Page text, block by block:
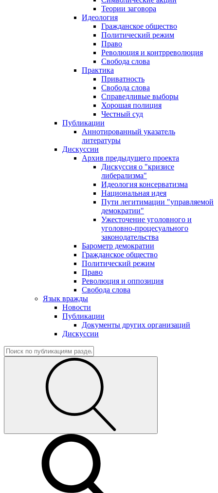
Теории заговора
Идеология
Гражданское общество
Политический режим
Право
Революция и контрреволюция
Свобода слова
Практика
Приватность
Свобода слова
Справедливые выборы
Хорошая полиция
Честный суд
Публикации
Аннотированный указатель
литературы
Дискуссии
Архив предыдущего проекта
Дискуссия о "кризисе
либерализма"
Идеология консерватизма
Национальная идея
Пути легитимации "управляемой
демократии"
Ужесточение уголовного и
уголовно-процесуального
законодательства
Барометр демократии
Гражданское общество
Политический режим
Право
Революция и оппозиция
Свобода слова
Язык вражды
Новости
Публикации
Документы других организаций
Дискуссии